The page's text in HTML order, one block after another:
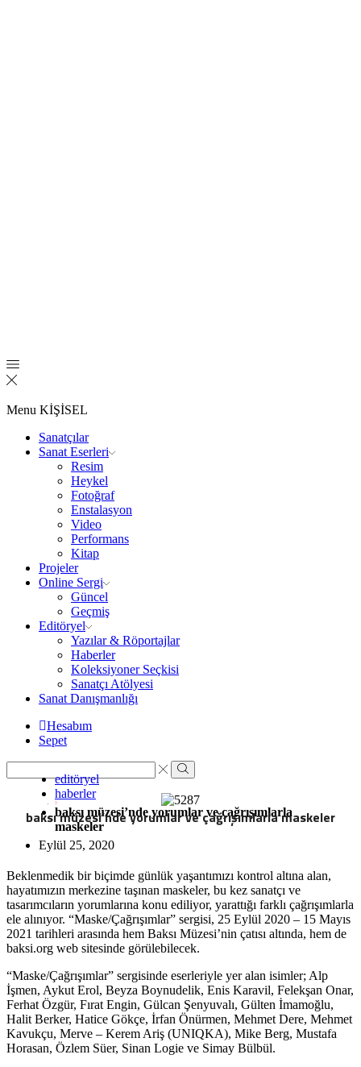
Menu KİŞİSEL
Sanatçılar
Sanat Eserleri
Resim
Heykel
Fotoğraf
Enstalasyon
Video
Performans
Kitap
Projeler
Online Sergi
Güncel
Geçmiş
Editöryel
Yazılar & Röportajlar
Haberler
Koleksiyoner Seçkisi
Sanatçı Atölyesi
Sanat Danışmanlığı
Hesabım
Sepet
Search
input
Search
editöryel
haberler
baksı müzesi’nde yorumlar ve çağrışımlarla
maskeler
baksı müzesi’nde yorumlar ve çağrışımlarla maskeler
Eylül 25, 2020
Beklenmedik bir biçimde günlük yaşantımızı kontrol altına alan,
hayatımızın merkezine taşınan maskeler, bu kez sanatçı ve
tasarımcıların yorumlarına konu ediliyor, yarattığı farklı çağrışımlarla
ele alınıyor. “Maske/Çağrışımlar” sergisi, 25 Eylül 2020 – 15 Mayıs
2021 tarihleri arasında hem Baksı Müzesi’nin çatısı altında, hem de
baksi.org web sitesinde görülebilecek.
“Maske/Çağrışımlar” sergisinde eserleriyle yer alan isimler; Alp
İşmen, Aykut Erol, Beyza Boynudelik, Enis Karavil, Felekşan Onar,
Ferhat Özgür, Fırat Engin, Gülcan Şenyuvalı, Gülten İmamoğlu,
Halit Berker, Hatice Gökçe, İrfan Önürmen, Mehmet Dere, Mehmet
Kavukçu, Merve – Kerem Ariş (UNIQKA), Mike Berg, Mustafa
Horasan, Özlem Süer, Sinan Logie ve Simay Bülbül.